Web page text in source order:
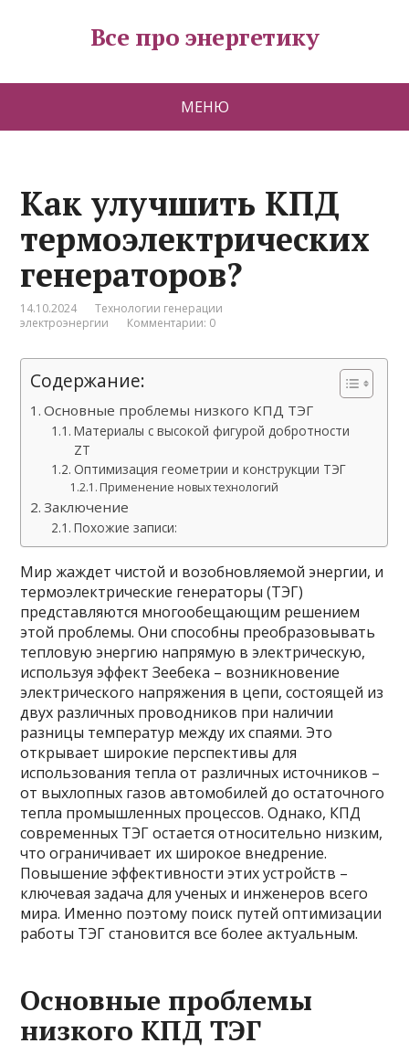
Все про энергетику
МЕНЮ
Как улучшить КПД
термоэлектрических
генераторов?
14.10.2024
Технологии генерации
электроэнергии
Комментарии: 0
Содержание:
Основные проблемы низкого КПД ТЭГ
Материалы с высокой фигурой добротности
ZT
Оптимизация геометрии и конструкции ТЭГ
Применение новых технологий
Заключение
Похожие записи:
Мир жаждет чистой и возобновляемой энергии, и
термоэлектрические генераторы (ТЭГ)
представляются многообещающим решением
этой проблемы. Они способны преобразовывать
тепловую энергию напрямую в электрическую,
используя эффект Зеебека – возникновение
электрического напряжения в цепи, состоящей из
двух различных проводников при наличии
разницы температур между их спаями. Это
открывает широкие перспективы для
использования тепла от различных источников –
от выхлопных газов автомобилей до остаточного
тепла промышленных процессов. Однако, КПД
современных ТЭГ остается относительно низким,
что ограничивает их широкое внедрение.
Повышение эффективности этих устройств –
ключевая задача для ученых и инженеров всего
мира. Именно поэтому поиск путей оптимизации
работы ТЭГ становится все более актуальным.
Основные проблемы
низкого КПД ТЭГ